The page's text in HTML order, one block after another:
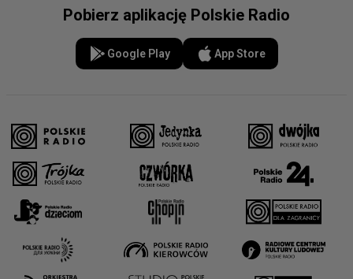
Pobierz aplikację Polskie Radio
Google Play App Store